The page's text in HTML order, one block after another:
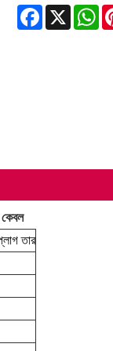
Facebook
X
তার